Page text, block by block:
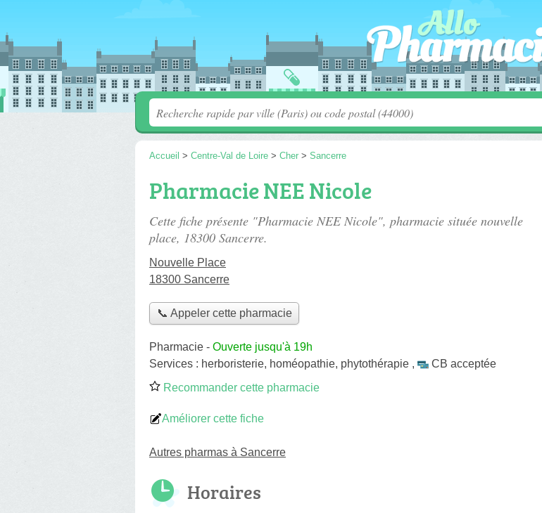
Accueil > Centre-Val de Loire > Cher > Sancerre
Pharmacie NEE Nicole
Cette fiche présente "Pharmacie NEE Nicole", pharmacie située nouvelle
place, 18300 Sancerre.
Nouvelle Place
18300 Sancerre
📞 Appeler cette pharmacie
Pharmacie - Ouverte jusqu'à 19h
Services : herboristerie, homéopathie, phytothérapie ,
CB acceptée
Recommander cette pharmacie
Améliorer cette fiche
Autres pharmas à Sancerre
Horaires